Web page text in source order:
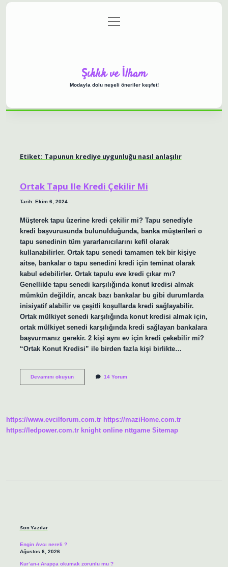
Gizlilik Politikası
menüyü
aç
Şıklık ve İlham
Modayla dolu neşeli öneriler keşfet!
Etiket: Tapunun krediye uygunluğu nasıl anlaşılır
Ortak Tapu Ile Kredi Çekilir Mi
Tarih: Ekim 6, 2024
Müşterek tapu üzerine kredi çekilir mi? Tapu senediyle
kredi başvurusunda bulunulduğunda, banka müşterileri o
tapu senedinin tüm yararlanıcılarını kefil olarak
kullanabilirler. Ortak tapu senedi tamamen tek bir kişiye
aitse, bankalar o tapu senedini kredi için teminat olarak
kabul edebilirler. Ortak tapulu eve kredi çıkar mı?
Genellikle tapu senedi karşılığında konut kredisi almak
mümkün değildir, ancak bazı bankalar bu gibi durumlarda
inisiyatif alabilir ve çeşitli koşullarda kredi sağlayabilir.
Ortak mülkiyet senedi karşılığında konut kredisi almak için,
ortak mülkiyet senedi karşılığında kredi sağlayan bankalara
başvurmanız gerekir. 2 kişi aynı ev için kredi çekebilir mi?
“Ortak Konut Kredisi” ile birden fazla kişi birlikte…
Devamını okuyunOrtak
14 Yorum
https://www.evcilforum.com.tr https://maziHome.com.tr
https://ledpower.com.tr knight online nttgame Sitemap
Son Yazılar
Engin Avcı nereli ?
Ağustos 6, 2026
Kur’an-ı Arapça okumak zorunlu mu ?